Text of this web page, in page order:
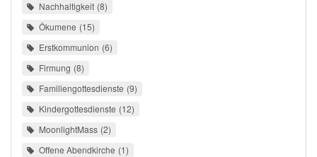
Nachhaltigkeit 8
Ökumene 15
Erstkommunion 6
Firmung 8
Familiengottesdienste 9
Kindergottesdienste 12
MoonlightMass 2
Offene Abendkirche 1